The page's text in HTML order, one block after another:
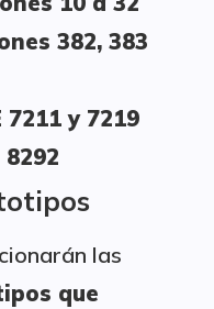
382, 383
7211 y 7219
8292
las
que